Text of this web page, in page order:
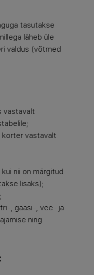
tasutakse
läheb üle
valdus (võtmed
vastavalt
korter vastavalt
nii on märgitud
lisaks);
, gaasi-, vee- ja
ning